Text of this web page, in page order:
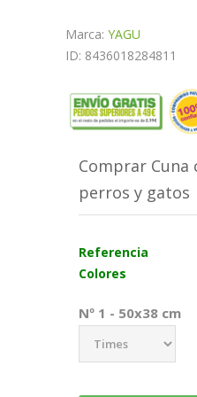
Marca: YAGU
ID: 8436018284811
Comprar
perros y gatos
Referencia
Colores
Nº 1 - 50x38 cm